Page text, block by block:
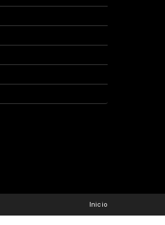
Inicio